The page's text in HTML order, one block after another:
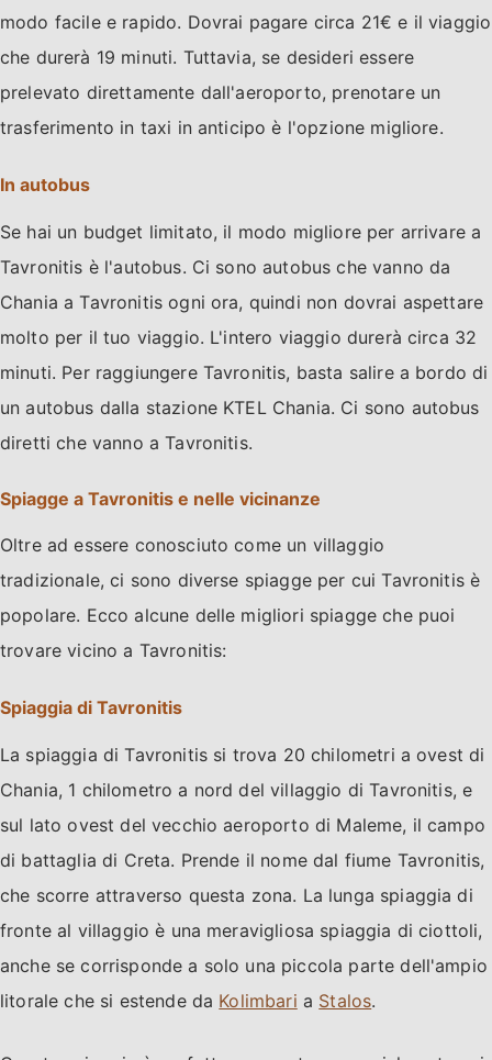
modo facile e rapido. Dovrai pagare circa 21€ e il viaggio
che durerà 19 minuti. Tuttavia, se desideri essere
prelevato direttamente dall'aeroporto, prenotare un
trasferimento in taxi in anticipo è l'opzione migliore.
In autobus
Se hai un budget limitato, il modo migliore per arrivare a
Tavronitis è l'autobus. Ci sono autobus che vanno da
Chania a Tavronitis ogni ora, quindi non dovrai aspettare
molto per il tuo viaggio. L'intero viaggio durerà circa 32
minuti. Per raggiungere Tavronitis, basta salire a bordo di
un autobus dalla stazione KTEL Chania. Ci sono autobus
diretti che vanno a Tavronitis.
Spiagge a Tavronitis e nelle vicinanze
Oltre ad essere conosciuto come un villaggio
tradizionale, ci sono diverse spiagge per cui Tavronitis è
popolare. Ecco alcune delle migliori spiagge che puoi
trovare vicino a Tavronitis:
Spiaggia di Tavronitis
La spiaggia di Tavronitis si trova 20 chilometri a ovest di
Chania, 1 chilometro a nord del villaggio di Tavronitis, e
sul lato ovest del vecchio aeroporto di Maleme, il campo
di battaglia di Creta. Prende il nome dal fiume Tavronitis,
che scorre attraverso questa zona. La lunga spiaggia di
fronte al villaggio è una meravigliosa spiaggia di ciottoli,
anche se corrisponde a solo una piccola parte dell'ampio
litorale che si estende da Kolimbari a Stalos.